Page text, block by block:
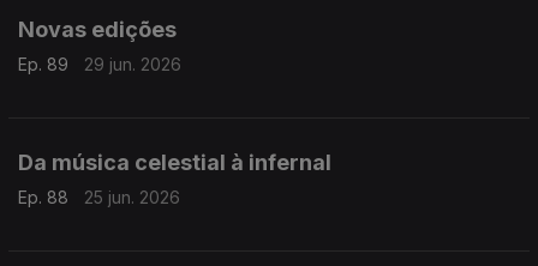
Novas edições
Ep. 89 29 jun. 2026
Da música celestial à infernal
Ep. 88 25 jun. 2026